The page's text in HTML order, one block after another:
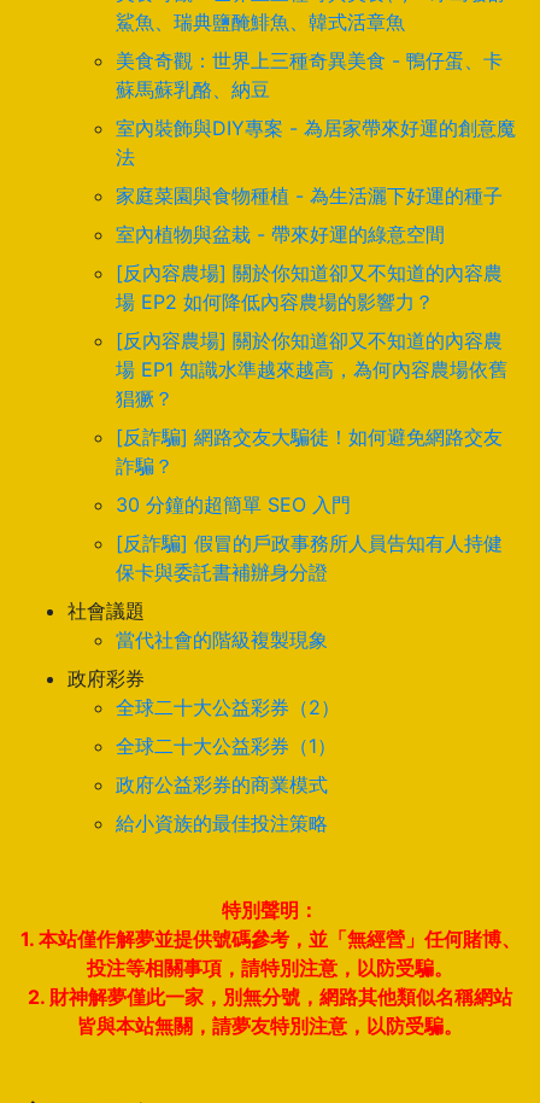
鯊魚、瑞典鹽醃鯡魚、韓式活章魚
美食奇觀：世界上三種奇異美食 - 鴨仔蛋、卡
蘇馬蘇乳酪、納豆
室內裝飾與DIY專案 - 為居家帶來好運的創意魔
法
家庭菜園與食物種植 - 為生活灑下好運的種子
室內植物與盆栽 - 帶來好運的綠意空間
[反內容農場] 關於你知道卻又不知道的內容農
場 EP2 如何降低內容農場的影響力？
[反內容農場] 關於你知道卻又不知道的內容農
場 EP1 知識水準越來越高，為何內容農場依舊
猖獗？
[反詐騙] 網路交友大騙徒！如何避免網路交友
詐騙？
30 分鐘的超簡單 SEO 入門
[反詐騙] 假冒的戶政事務所人員告知有人持健
保卡與委託書補辦身分證
社會議題
當代社會的階級複製現象
政府彩券
全球二十大公益彩券（2）
全球二十大公益彩券（1）
政府公益彩券的商業模式
給小資族的最佳投注策略
特別聲明：
1. 本站僅作解夢並提供號碼參考，並「無經營」任何賭博、
投注等相關事項，請特別注意，以防受騙。
2. 財神解夢僅此一家，別無分號，網路其他類似名稱網站
皆與本站無關，請夢友特別注意，以防受騙。